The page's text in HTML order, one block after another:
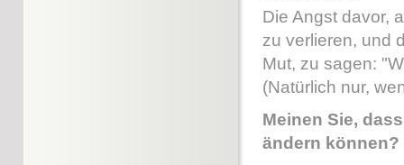
Die Angst davor,
zu verlieren, und
Mut, zu sagen:
(Natürlich nur,
Meinen Sie,
ändern können?